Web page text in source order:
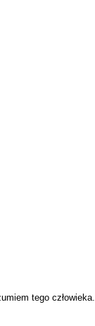
tego człowieka.